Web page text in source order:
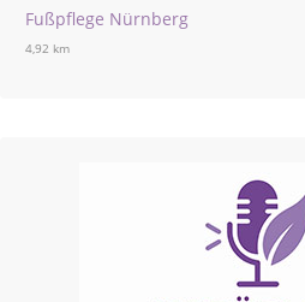
Fußpflege Nürnberg
4,92 km